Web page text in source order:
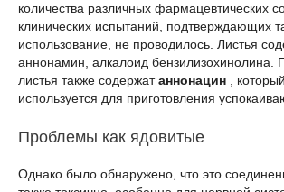
количества различных фармацевтических
клинических испытаний, подтверждающих
использование, не проводилось. Листья
аннонамин, алкалоид бензилизохинолина.
листья также содержатаннонацин ,
используется для приготовления
Проблемы как ядовитые
Однако было обнаружено, что это